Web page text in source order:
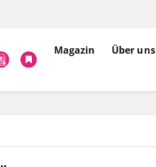
Magazin Über uns